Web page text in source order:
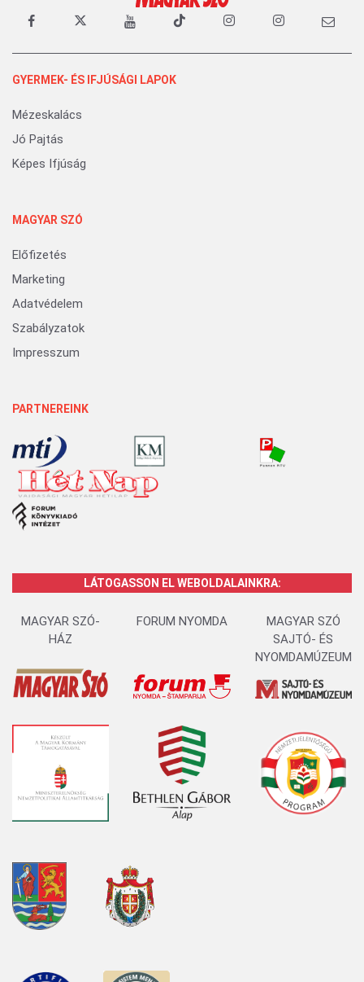
GYERMEK- ÉS IFJÚSÁGI LAPOK
Mézeskalács
Jó Pajtás
Képes Ifjúság
MAGYAR SZÓ
Előfizetés
Marketing
Adatvédelem
Szabályzatok
Impresszum
PARTNEREINK
LÁTOGASSON EL WEBOLDALAINKRA:
MAGYAR SZÓ-
HÁZ
FORUM NYOMDA
MAGYAR SZÓ
SAJTÓ- ÉS
NYOMDAMÚZEUM